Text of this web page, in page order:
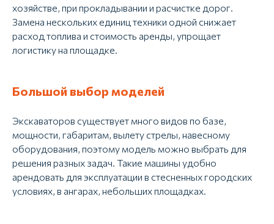
хозяйстве, при прокладывании и расчистке дорог.
Замена нескольких единиц техники одной снижает
расход топлива и стоимость аренды, упрощает
логистику на площадке.
Большой выбор моделей
Экскаваторов существует много видов по базе,
мощности, габаритам, вылету стрелы, навесному
оборудования, поэтому модель можно выбрать для
решения разных задач. Такие машины удобно
арендовать для эксплуатации в стесненных городских
условиях, в ангарах, небольших площадках.